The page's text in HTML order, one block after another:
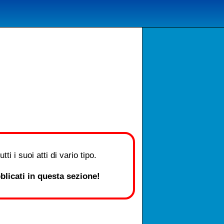
i suoi atti di vario tipo.
in questa sezione!